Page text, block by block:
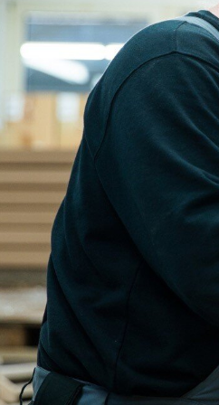
reducir su huella de